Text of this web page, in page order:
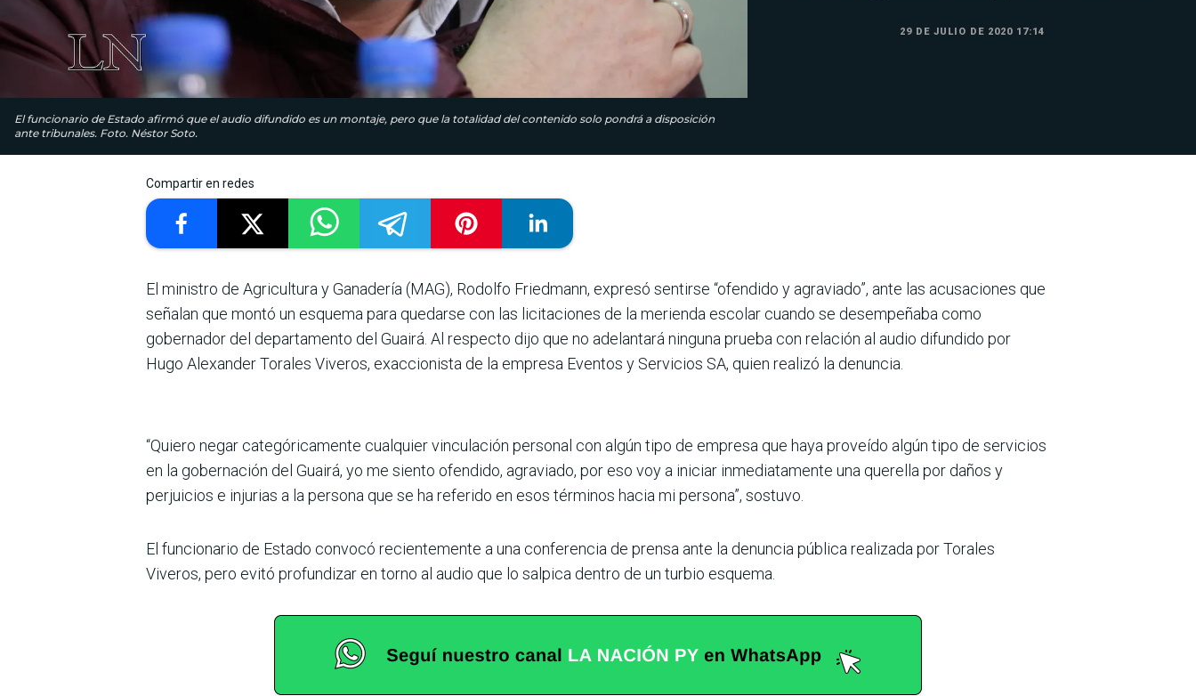
El funcionario de Estado afirmó que el audio difundido es un montaje, pero que la totalidad del contenido solo pondrá a disposición
ante tribunales. Foto. Néstor Soto.
29 DE JULIO DE 2020 17:14
Compartir en redes
El ministro de Agricultura y Ganadería (MAG), Rodolfo Friedmann, expresó sentirse “ofendido y agraviado”, ante las acusaciones que
señalan que montó un esquema para quedarse con las licitaciones de la merienda escolar cuando se desempeñaba como
gobernador del departamento del Guairá. Al respecto dijo que no adelantará ninguna prueba con relación al audio difundido por
Hugo Alexander Torales Viveros, exaccionista de la empresa Eventos y Servicios SA, quien realizó la denuncia.
“Quiero negar categóricamente cualquier vinculación personal con algún tipo de empresa que haya proveído algún tipo de servicios
en la gobernación del Guairá, yo me siento ofendido, agraviado, por eso voy a iniciar inmediatamente una querella por daños y
perjuicios e injurias a la persona que se ha referido en esos términos hacia mi persona”, sostuvo.
El funcionario de Estado convocó recientemente a una conferencia de prensa ante la denuncia pública realizada por Torales
Viveros, pero evitó profundizar en torno al audio que lo salpica dentro de un turbio esquema.